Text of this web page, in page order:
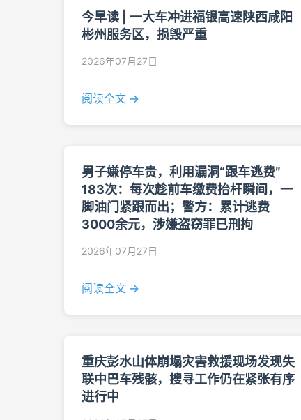
今早读 | 一大车冲进福银高速陕西咸阳
彬州服务区，损毁严重
2026年07月27日
阅读全文 →
男子嫌停车贵，利用漏洞“跟车逃费”
183次：每次趁前车缴费抬杆瞬间，一
脚油门紧跟而出；警方：累计逃费
3000余元，涉嫌盗窃罪已刑拘
2026年07月27日
阅读全文 →
重庆彭水山体崩塌灾害救援现场发现失
联中巴车残骸，搜寻工作仍在紧张有序
进行中